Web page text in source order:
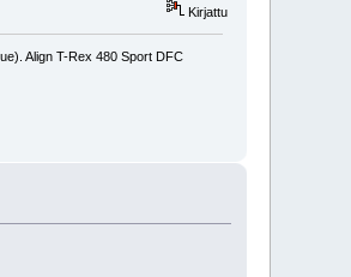
Kirjattu
Align T-Rex 480 Sport DFC